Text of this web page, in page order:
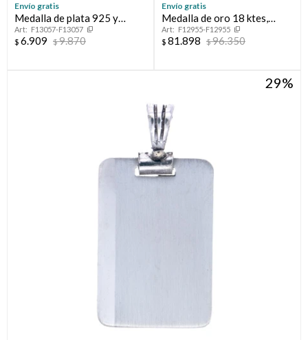
Envío gratis
Medalla de plata 925 y
double en oro 18 ktes.
F13057-F13057
$ 6.909 $9.870
Envío gratis
Medalla de oro 18 ktes,
MILAGROSA
F12955-F12955
$ 81.898 $96.350
29